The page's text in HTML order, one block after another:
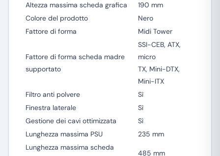
Altezza massima scheda grafica
190 mm
Colore del prodotto
Nero
Fattore di forma
Midi Tower
Fattore di forma scheda madre
supportato
SSI-CEB, ATX,
micro
TX, Mini-DTX,
Mini-ITX
Filtro anti polvere
Sì
Finestra laterale
Sì
Gestione dei cavi ottimizzata
Sì
Lunghezza massima PSU
235 mm
Lunghezza massima scheda
485 mm